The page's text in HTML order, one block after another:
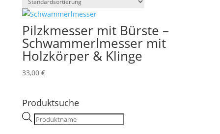
Pilzkmesser mit Bürste –
Schwammerlmesser mit
Holzkörper & Klinge
33,00 €
Produktsuche
Products